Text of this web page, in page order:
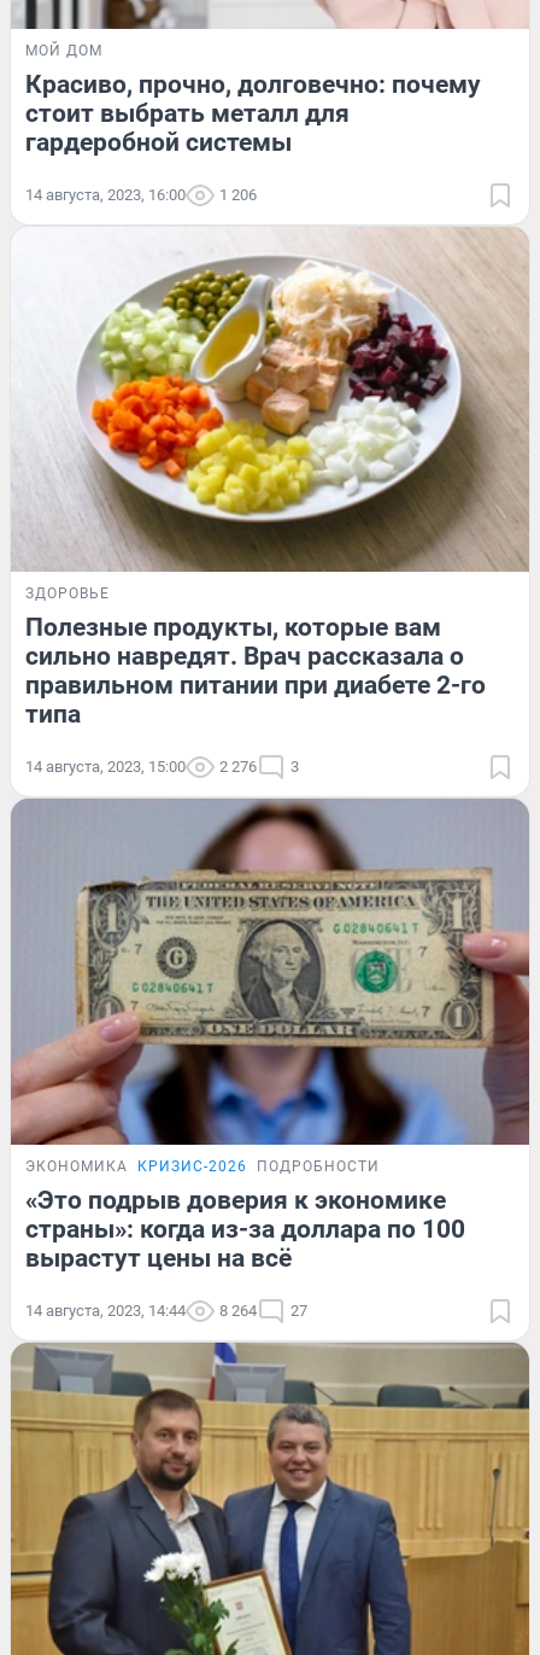
МОЙ ДОМ
Красиво, прочно, долговечно: почему
стоит выбрать металл для
гардеробной системы
14 августа, 2023, 16:00 1 206
ЗДОРОВЬЕ
Полезные продукты, которые вам
сильно навредят. Врач рассказала о
правильном питании при диабете 2-го
типа
14 августа, 2023, 15:00 2 276 3
ЭКОНОМИКА КРИЗИС-2026 ПОДРОБНОСТИ
«Это подрыв доверия к экономике
страны»: когда из-за доллара по 100
вырастут цены на всё
14 августа, 2023, 14:44 8 264 27